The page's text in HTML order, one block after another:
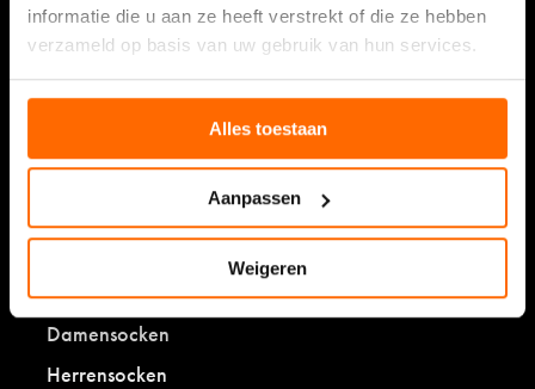
informatie die u aan ze heeft verstrekt of die ze hebben
verzameld op basis van uw gebruik van hun services.
Alles toestaan
Aanpassen
Weigeren
Schau dir unsere Bewertungen an
9,5/10 (9.449 reviews)
Lies die Erfahrungsberichte
Shop
Damensocken
Herrensocken